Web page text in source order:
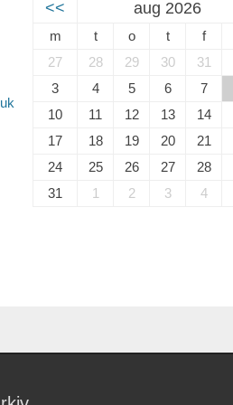
<< aug 2026
m t o t f
27
28 29 30 31
3
4 5 6 7
10
11 12 13 14
17
18 19 20 21
24
25 26 27 28
31
1 2 3 4